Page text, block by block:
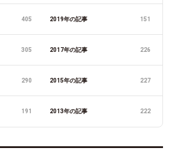
405 2019年の記事 151
305 2017年の記事 226
290 2015年の記事 227
191 2013年の記事 222